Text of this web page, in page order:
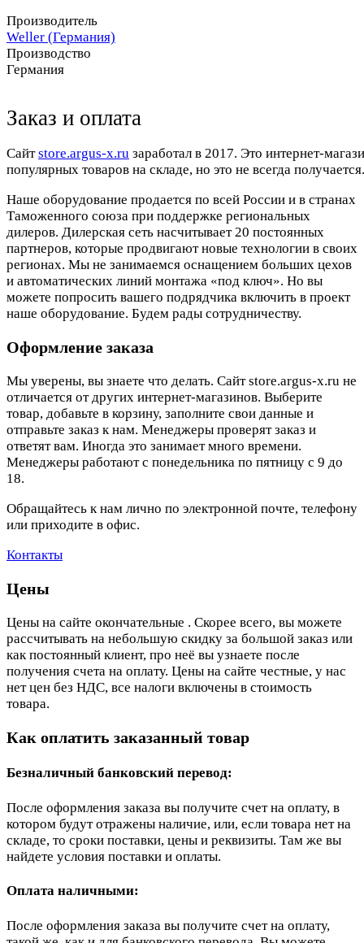
Производитель
Weller (Германия)
Производство
Германия
Заказ и оплата
Cайтstore.argus-x.ru заработал в 2017. Это интернет-
популярных товаров на складе, но это не всегда
Наше оборудование продается по всей России и в странах
Таможенного союза при поддержке региональных
дилеров. Дилерская сеть насчитывает 20 постоянных
партнеров, которые продвигают новые технологии в своих
регионах. Мы не занимаемся оснащением больших цехов
и автоматических линий монтажа «под ключ». Но вы
можете попросить вашего подрядчика включить в проект
наше оборудование. Будем рады сотрудничеству.
Оформление заказа
Мы уверены, вы знаете что делать. Сайт store.argus-x.ru не
отличается от других интернет-магазинов. Выберите
товар, добавьте в корзину, заполните свои данные и
отправьте заказ к нам. Менеджеры проверят заказ и
ответят вам. Иногда это занимает много времени.
Менеджеры работают с понедельника по пятницу с 9 до
18.
Обращайтесь к нам лично по электронной почте, телефону
или приходите в офис.
Контакты
Цены
Цены на сайте окончательные . Скорее всего, вы можете
рассчитывать на небольшую скидку за большой заказ или
как постоянный клиент, про неё вы узнаете после
получения счета на оплату. Цены на сайте честные, у нас
нет цен без НДС, все налоги включены в стоимость
товара.
Как оплатить заказанный товар
Безналичный банковский перевод:
После оформления заказа вы получите счет на оплату, в
котором будут отражены наличие, или, если товара нет на
складе, то сроки поставки, цены и реквизиты. Там же вы
найдете условия поставки и оплаты.
Оплата наличными:
После оформления заказа вы получите счет на оплату,